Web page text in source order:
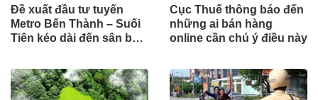
Đề xuất đầu tư tuyến
Metro Bến Thành – Suối
Tiên kéo dài đến sân bay
thức công trình cấp bách
Cục Thuế thông báo đến
những ai bán hàng
online cần chú ý điều này